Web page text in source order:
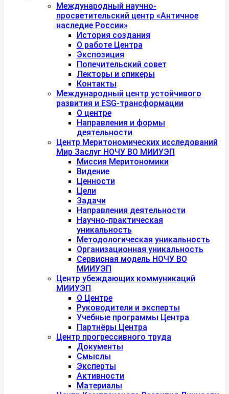
Международный научно-
просветительский центр «Античное
наследие России»
История создания
О работе Центра
Экспозиция
Попечительский совет
Лекторы и спикеры
Контакты
Международный центр устойчивого
развития и ESG-трансформации
О центре
Направления и формы
деятельности
Центр Меритономических исследований
Мир Заслуг НОЧУ ВО МИИУЭП
Миссия Меритономики
Видение
Ценности
Цели
Задачи
Направления деятельности
Научно-практическая
уникальность
Методологическая уникальность
Организационная уникальность
Сервисная модель НОЧУ ВО
МИИУЭП
Центр убеждающих коммуникаций
МИИУЭП
О Центре
Руководители и эксперты
Учебные программы Центра
Партнёры Центра
Центр прогрессивного труда
Документы
Смыслы
Эксперты
Активности
Материалы